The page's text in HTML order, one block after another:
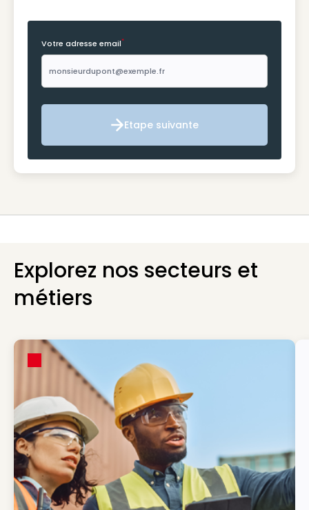
Votre adresse email*
Etape suivante
Etape suivante
Explorez nos secteurs et
métiers